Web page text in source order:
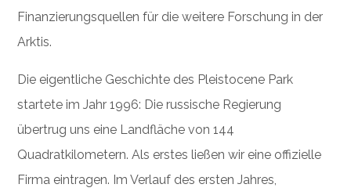
Finanzierungsquellen für die weitere Forschung in der
Arktis.
Die eigentliche Geschichte des Pleistocene Park
startete im Jahr 1996: Die russische Regierung
übertrug uns eine Landfläche von 144
Quadratkilometern. Als erstes ließen wir eine offizielle
Firma eintragen. Im Verlauf des ersten Jahres,